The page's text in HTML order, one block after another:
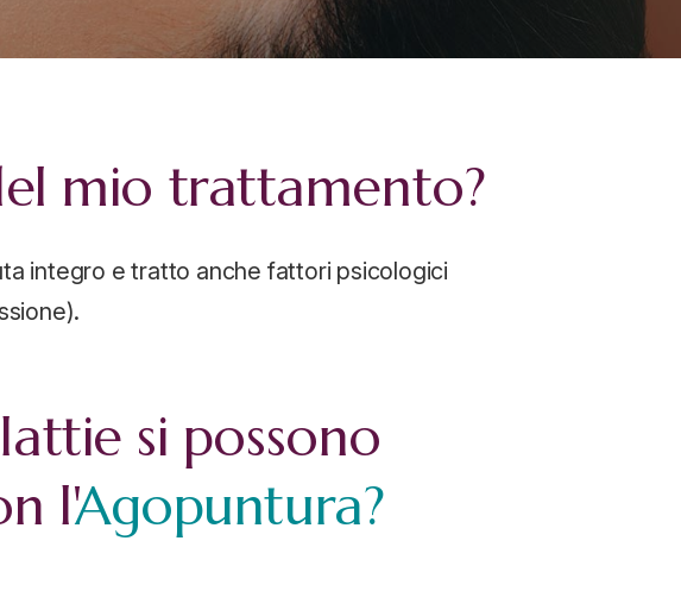
mio trattamento?
integro e tratto anche fattori psicologici
si possono
l'Agopuntura?